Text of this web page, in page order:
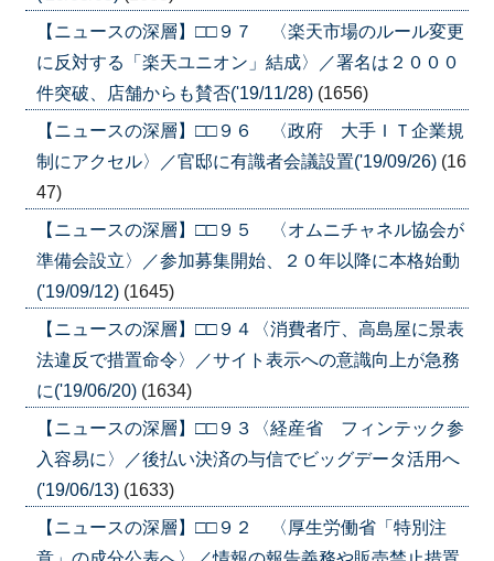
【ニュースの深層】□□９７ 〈楽天市場のルール変更
に反対する「楽天ユニオン」結成〉／署名は２０００
件突破、店舗からも賛否('19/11/28) (1656)
【ニュースの深層】□□９６ 〈政府 大手ＩＴ企業規
制にアクセル〉／官邸に有識者会議設置('19/09/26) (16
47)
【ニュースの深層】□□９５ 〈オムニチャネル協会が
準備会設立〉／参加募集開始、２０年以降に本格始動
('19/09/12) (1645)
【ニュースの深層】□□９４〈消費者庁、高島屋に景表
法違反で措置命令〉／サイト表示への意識向上が急務
に('19/06/20) (1634)
【ニュースの深層】□□９３〈経産省 フィンテック参
入容易に〉／後払い決済の与信でビッグデータ活用へ
('19/06/13) (1633)
【ニュースの深層】□□９２ 〈厚生労働省「特別注